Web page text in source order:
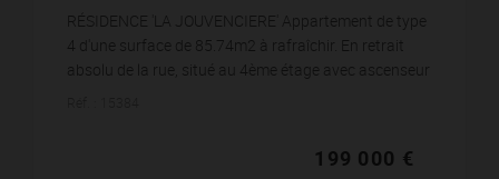
2 322,05 €
prix / m²
RÉSIDENCE 'LA JOUVENCIERE' Appartement de type
4 d'une surface de 85.74m2 à rafraîchir. En retrait
absolu de la rue, situé au 4ème étage avec ascenseur
199 000 €